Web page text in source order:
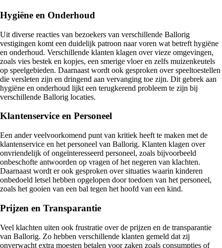
Hygiëne en Onderhoud
Uit diverse reacties van bezoekers van verschillende Ballorig
vestigingen komt een duidelijk patroon naar voren wat betreft hygiëne
en onderhoud. Verschillende klanten klagen over vieze omgevingen,
zoals vies bestek en kopjes, een smerige vloer en zelfs muizenkeutels
op speelgebieden. Daarnaast wordt ook gesproken over speeltoestellen
die versleten zijn en dringend aan vervanging toe zijn. Dit gebrek aan
hygiëne en onderhoud lijkt een terugkerend probleem te zijn bij
verschillende Ballorig locaties.
Klantenservice en Personeel
Een ander veelvoorkomend punt van kritiek heeft te maken met de
klantenservice en het personeel van Ballorig. Klanten klagen over
onvriendelijk of ongeïnteresseerd personeel, zoals bijvoorbeeld
onbeschofte antwoorden op vragen of het negeren van klachten.
Daarnaast wordt er ook gesproken over situaties waarin kinderen
onbedoeld letsel hebben opgelopen door toedoen van het personeel,
zoals het gooien van een bal tegen het hoofd van een kind.
Prijzen en Transparantie
Veel klachten uiten ook frustratie over de prijzen en de transparantie
van Ballorig. Zo hebben verschillende klanten gemeld dat zij
onverwacht extra moesten betalen voor zaken zoals consumpties of